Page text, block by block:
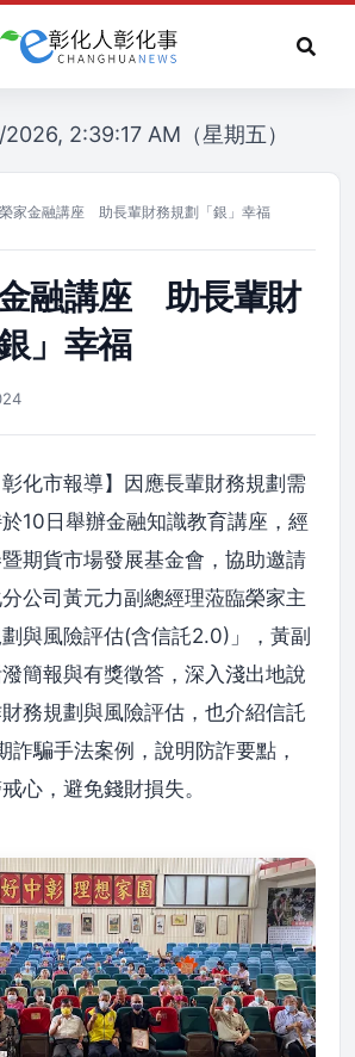
2:39:17 AM（星期五）
家金融講座 助長輩財務規劃「銀」幸福
融講座 助長輩財
」幸福
彰化市報導】因應長輩財務規劃需
10日舉辦金融知識教育講座，經
期貨市場發展基金會，協助邀請
公司黃元力副總經理蒞臨榮家主
與風險評估(含信託2.0)」，黃副
簡報與有獎徵答，深入淺出地說
務規劃與風險評估，也介紹信託
詐騙手法案例，說明防詐要點，
心，避免錢財損失。